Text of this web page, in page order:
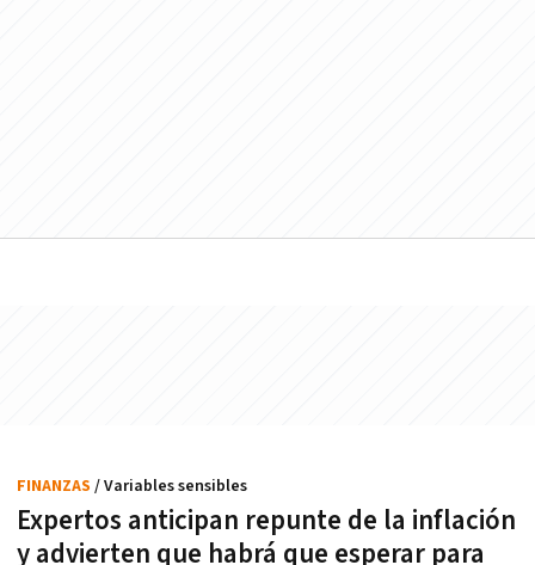
Expertos anticipan repunte de la inflación
y advierten que habrá que esperar para
FINANZAS / Variables sensibles